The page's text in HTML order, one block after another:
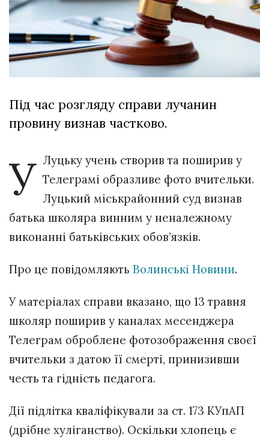
XIX
Спартакіада
VolWe...
29 Липня 2026
580 переглядів
Всі розділи
Лайф
Афіша
Контакти
Політика конфіденційності
Під час розгляду справи лучанин
провину визнав частково.
У Луцьку учень створив та поширив у
Телеграмі образливе фото вчительки.
Луцький міськрайонний суд визнав
батька школяра винним у неналежному
виконанні батьківських обов’язків.
Про це повідомляють Волинські Новини.
У матеріалах справи вказано, що 13 травня
школяр поширив у каналах месенджера
Телеграм оброблене фотозображення своєї
вчительки з датою її смерті, принизивши
честь та гідність педагога.
Дії підлітка кваліфікували за ст. 173 КУпАП
(дрібне хуліганство). Оскільки хлопець є